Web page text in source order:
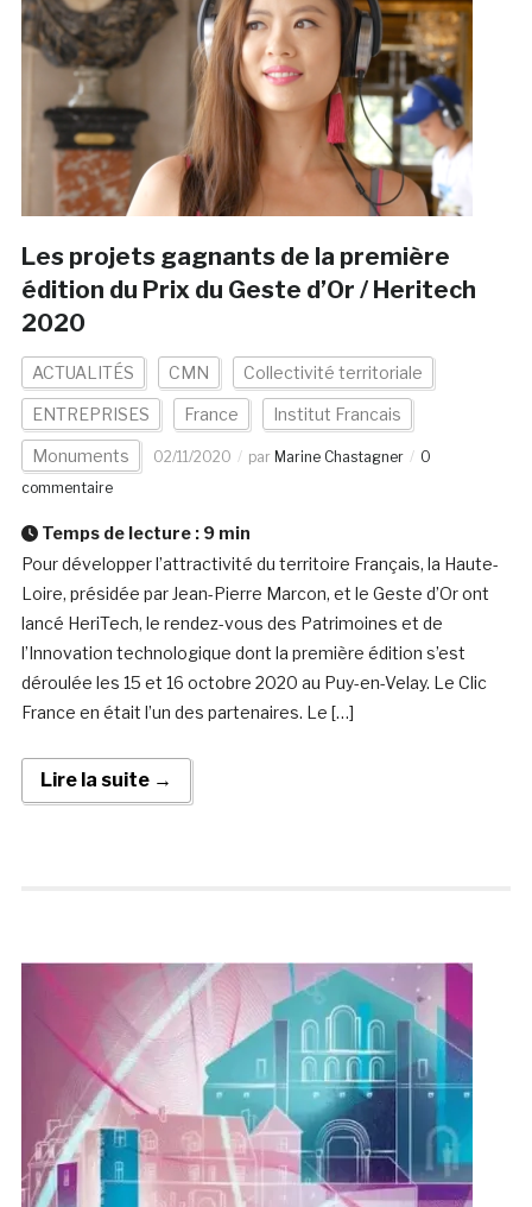
Les projets gagnants de la première
édition du Prix du Geste d’Or / Heritech
2020
ACTUALITÉS CMN Collectivité territoriale
ENTREPRISES France Institut Francais
Monuments 02/11/2020 par Marine Chastagner
0
commentaire
Temps de lecture : 9 min
Pour développer l’attractivité du territoire Français, la Haute-
Loire, présidée par Jean-Pierre Marcon, et le Geste d’Or ont
lancé HeriTech, le rendez-vous des Patrimoines et de
l’Innovation technologique dont la première édition s’est
déroulée les 15 et 16 octobre 2020 au Puy-en-Velay. Le Clic
France en était l’un des partenaires. Le […]
Lire la suite →